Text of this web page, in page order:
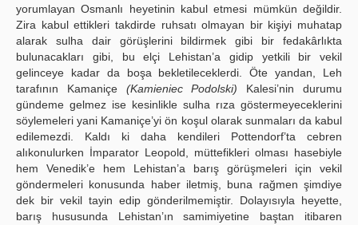
yorumlayan Osmanlı heyetinin kabul etmesi mümkün değildir.
Zira kabul ettikleri takdirde ruhsatı olmayan bir kişiyi muhatap
alarak sulha dair görüşlerini bildirmek gibi bir fedakârlıkta
bulunacakları gibi, bu elçi Lehistan’a gidip yetkili bir vekil
gelinceye kadar da boşa bekletileceklerdi. Öte yandan, Leh
tarafının Kamaniçe (Kamieniec Podolski) Kalesi’nin durumu
gündeme gelmez ise kesinlikle sulha rıza göstermeyeceklerini
söylemeleri yani Kamaniçe’yi ön koşul olarak sunmaları da kabul
edilemezdi. Kaldı ki daha kendileri Pottendorf’ta cebren
alıkonulurken İmparator Leopold, müttefikleri olması hasebiyle
hem Venedik’e hem Lehistan’a barış görüşmeleri için vekil
göndermeleri konusunda haber iletmiş, buna rağmen şimdiye
dek bir vekil tayin edip gönderilmemiştir. Dolayısıyla heyette,
barış hususunda Lehistan’ın samimiyetine baştan itibaren